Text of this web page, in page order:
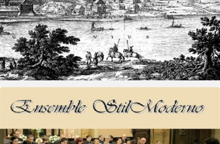
Concerto Offertorio musicale
12 ottobre 2011- 12 ottobre 2011
Concerti
Vedi dettagli
Concerto La tromba della divina
14 maggio 2009- 14 maggio 2009